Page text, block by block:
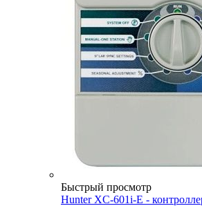
Быстрый просмотр
Hunter XC-601i-E -